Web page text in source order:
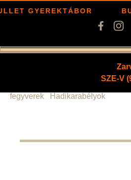
GYEREKTÁBOR
SZE-V
fegyverek
Hadikarabélyok